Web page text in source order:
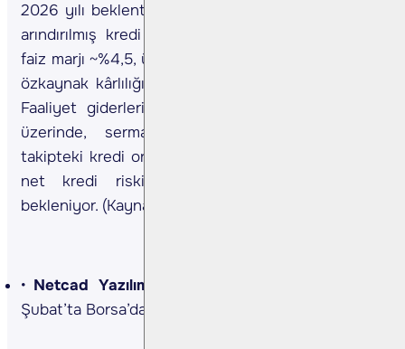
2026 yılı beklentilerini paylaştı. Buna göre kurdan
arındırılmış kredi büyümesi düşük çift hane, net
faiz marjı ~%4,5, ücret ve komisyon artışı >%50 ve
özkaynak kârlılığı ~%25 seviyesinde öngörülüyor.
Faaliyet giderleri artışının ortalama enflasyonun
üzerinde, sermaye yeterlilik oranının ~%19,
takipteki kredi oranının ~%2,5 ve (kur etkisi hariç)
net kredi riski maliyetinin ~50 bp olması
bekleniyor. (Kaynak: KAP)
Netcad Yazılım <NETCD TI>
Şubat’ta Borsa’da işlem görmeye başlayacak.